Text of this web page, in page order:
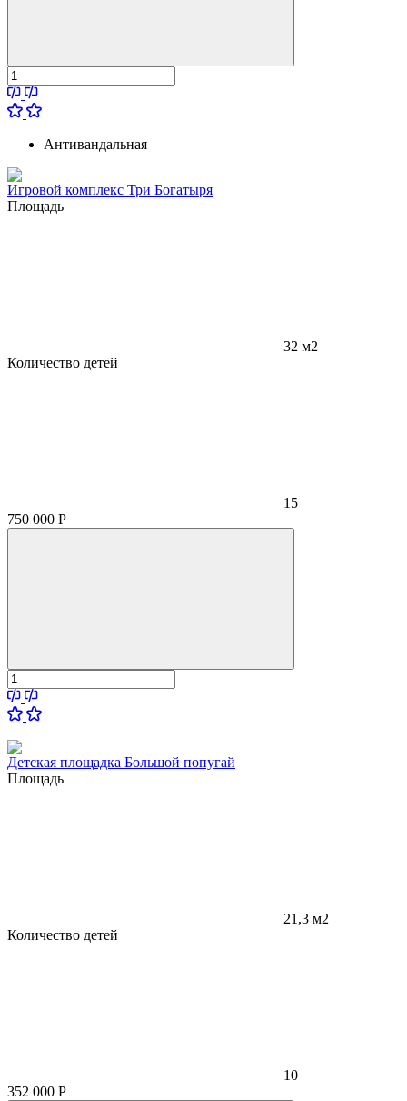
Антивандальная
Игровой комплекс Три Богатыря
Площадь
32 м2
Количество детей
15
750 000 Р
Детская площадка Большой попугай
Площадь
21,3 м2
Количество детей
10
352 000 Р